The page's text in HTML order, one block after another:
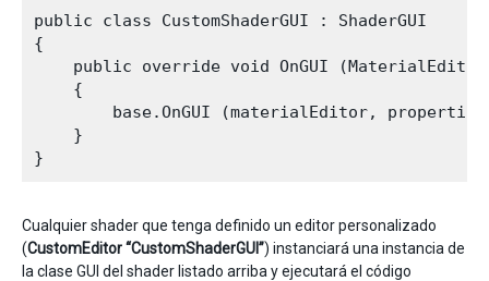
public class CustomShaderGUI : ShaderGUI
{
public override void OnGUI
    {
base.OnGUI (materialEditor,
    }
Cualquier shader que tenga definido un editor personalizado
(CustomEditor “CustomShaderGUI”) instanciará una instancia de
la clase GUI del shader listado arriba y ejecutará el código